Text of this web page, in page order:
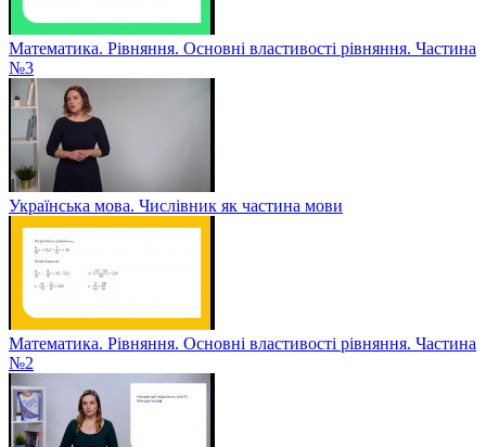
Математика. Рівняння. Основні властивості рівняння. Частина
№3
Українська мова. Числівник як частина мови
Математика. Рівняння. Основні властивості рівняння. Частина
№2